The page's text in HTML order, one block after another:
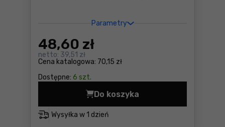
Parametry
Cena katalogowa: 70,15 zł
48,60 zł
netto: 39,51 zł
Dostępne: 6 szt.
Wysyłka w 1 dzień
Do koszyka
Tarcza diamentowa